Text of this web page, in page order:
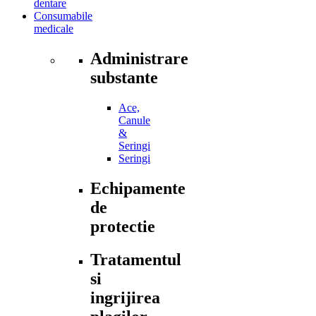
dentare
Consumabile
medicale
Administrare
substante
Ace,
Canule
&
Seringi
Seringi
Echipamente
de
protectie
Tratamentul
si
ingrijirea